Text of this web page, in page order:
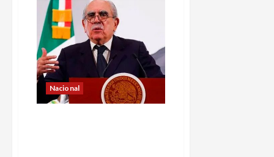
Lando
Norris
resiste
y
gana
GP
Hungría
Nacional